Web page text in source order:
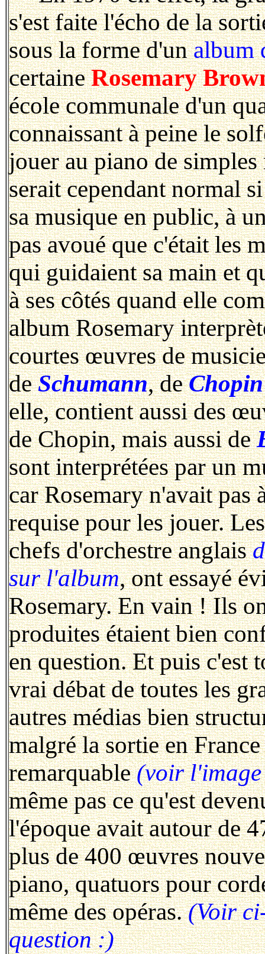
s'est faite l'écho de la
sous la forme d'unalbum
certaineRosemary
école communale d'un
connaissant à peine le
jouer au piano de
serait cependant normal
sa musique en public, à
pas avoué que c'était les
qui guidaient sa main et
à ses côtés quand elle
album Rosemary
courtes œuvres de
deSchumann, deChopin
elle, contient aussi des
de Chopin, mais aussi de
sont interprétées par un
car Rosemary n'avait pas
requise pour les jouer.
chefs d'orchestre anglais
sur l'album, ont essayé
Rosemary. En vain ! Ils
produites étaient bien
en question. Et puis c'est
vrai débat de toutes les
autres médias bien
malgré la sortie en
remarquable(voir l'image
même pas ce qu'est
l'époque avait autour de
plus de 400 œuvres
piano, quatuors pour
même des opéras.(Voir
question :)